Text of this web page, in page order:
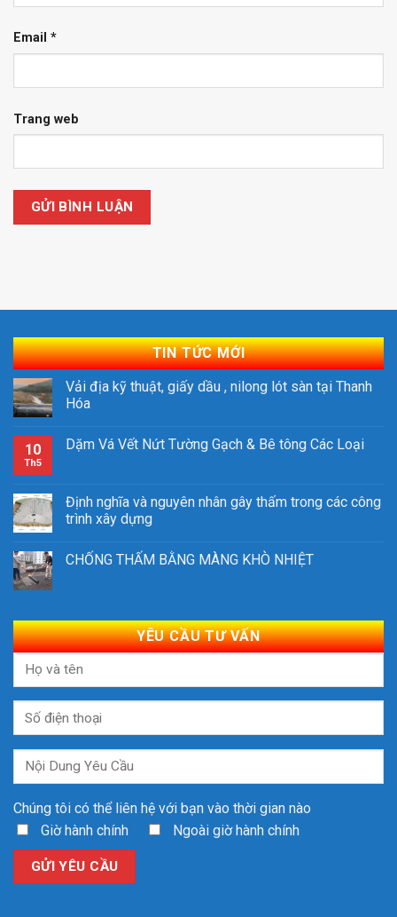
Email *
Trang web
TIN TỨC MỚI
Vải địa kỹ thuật, giấy dầu , nilong lót sàn tại Thanh
Hóa
10
Th5
Dặm Vá Vết Nứt Tường Gạch & Bê tông Các Loại
Định nghĩa và nguyên nhân gây thấm trong các công
trình xây dựng
CHỐNG THẤM BẰNG MÀNG KHÒ NHIỆT
YÊU CẦU TƯ VẤN
Chúng tôi có thể liên hệ với bạn vào thời gian nào
Giờ hành chính
Ngoài giờ hành chính